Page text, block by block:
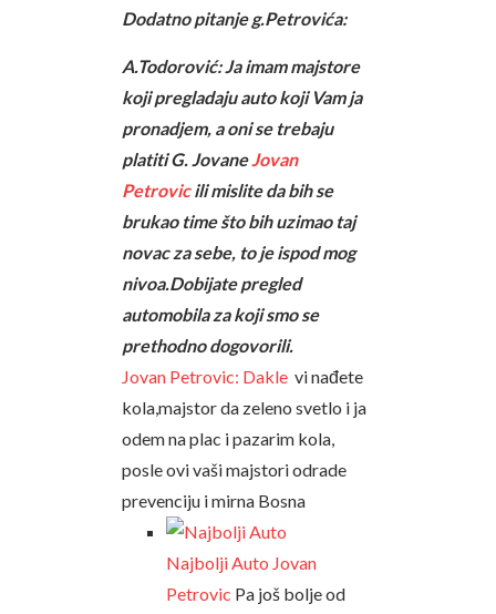
Dodatno pitanje g.Petrovića:
A.Todorović: Ja imam majstore
koji pregladaju auto koji Vam ja
pronadjem, a oni se trebaju
platiti G. JovaneJovan
Petrovicili mislite da bih se
brukao time što bih uzimao taj
novac za sebe, to je ispod mog
nivoa.Dobijate pregled
automobila za koji smo se
prethodno dogovorili.
Jovan Petrovic: Dakle vi nađete
kola,majstor da zeleno svetlo i ja
odem na plac i pazarim kola,
posle ovi vaši majstori odrade
prevenciju i mirna Bosna
Najbolji Auto Jovan
Petrovic Pa još bolje od